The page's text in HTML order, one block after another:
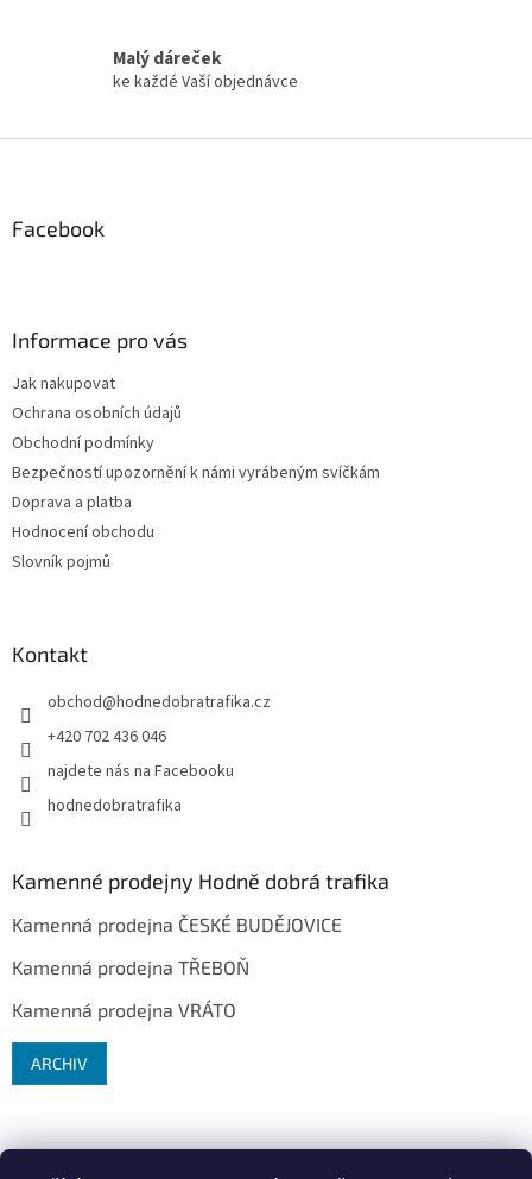
Malý dáreček
ke každé Vaší objednávce
Facebook
Informace pro vás
Jak nakupovat
Ochrana osobních údajů
Obchodní podmínky
Bezpečností upozornění k námi vyrábeným svíčkám
Doprava a platba
Hodnocení obchodu
Slovník pojmů
Kontakt
obchod@hodnedobratrafika.cz
+420 702 436 046
najdete nás na Facebooku
hodnedobratrafika
Kamenné prodejny Hodně dobrá trafika
Kamenná prodejna ČESKÉ BUDĚJOVICE
Kamenná prodejna TŘEBOŇ
Kamenná prodejna VRÁTO
ARCHIV